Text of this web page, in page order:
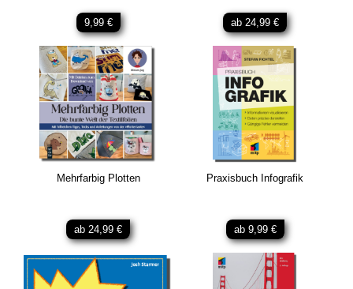
9,99 € ab 24,99 €
Mehrfarbig Plotten
ab 24,99 €
Praxisbuch Infografik
ab 9,99 €